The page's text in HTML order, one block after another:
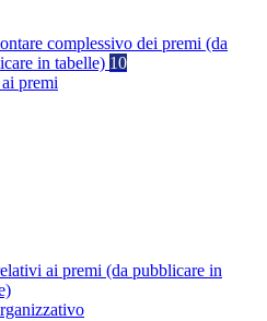
complessivo dei premi (da
in tabelle) 10
premi
ai premi (da pubblicare in